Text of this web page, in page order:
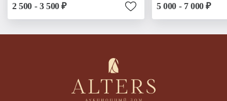
2 500 - 3 500 ₽ 5 000 - 7 000 ₽